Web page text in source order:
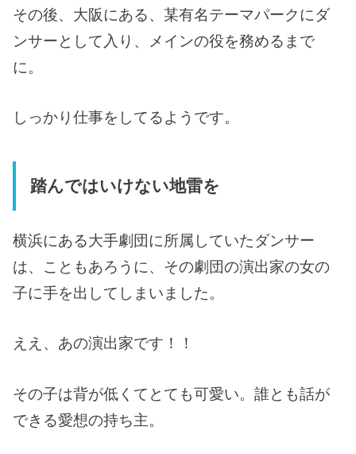
その後、大阪にある、某有名テーマパークにダ
ンサーとして入り、メインの役を務めるまで
に。
しっかり仕事をしてるようです。
踏んではいけない地雷を
横浜にある大手劇団に所属していたダンサー
は、こともあろうに、その劇団の演出家の女の
子に手を出してしまいました。
ええ、あの演出家です！！
その子は背が低くてとても可愛い。誰とも話が
できる愛想の持ち主。